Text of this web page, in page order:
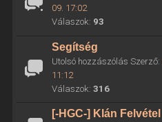
09. 17:02
Válaszok: 93
Segítség
Utolsó hozzászólás Szerző:
11:12
Válaszok: 316
[-HGC-] Klán Felvétel